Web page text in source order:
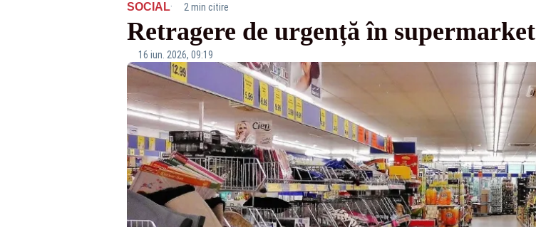
SOCIAL· 2 min citire
Retragere de urgență în supermarket
16 iun. 2026, 09:19